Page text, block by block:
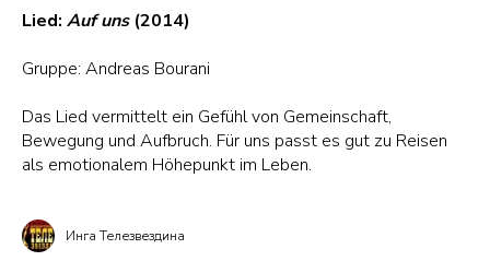
Lied: Auf uns(2014)
Gruppe: Andreas Bourani
Das Lied vermittelt ein Gefühl von Gemeinschaft,
Bewegung und Aufbruch. Für uns passt es gut zu Reisen
als emotionalem Höhepunkt im Leben.
Инга Телезвездина